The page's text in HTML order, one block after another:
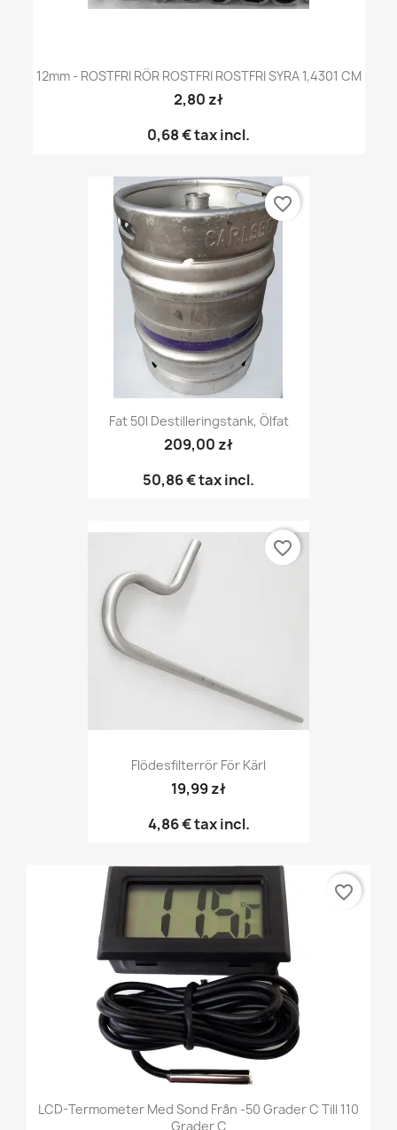
12mm - ROSTFRI RÖR ROSTFRI ROSTFRI SYRA 1,4301 CM
2,80 zł
0,68 €tax incl.
Fat 50l Destilleringstank, Ölfat
209,00 zł
50,86 €tax incl.
favorite_border
Flödesfilterrör För Kärl
19,99 zł
4,86 €tax incl.
favorite_border
LCD-Termometer Med Sond Från -50 Grader C Till 110
Grader C
favorite_border